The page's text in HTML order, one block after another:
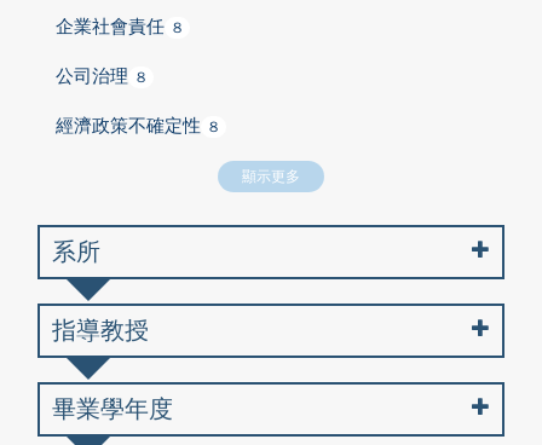
企業社會責任 8
公司治理 8
經濟政策不確定性 8
顯示更多
系所
指導教授
畢業學年度